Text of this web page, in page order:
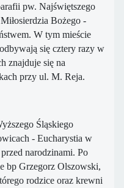
pw. Najświętszego
Bożego -
. W tym mieście
się cztery razy w
znajduje się na
przy ul. M. Reja.
Śląskiego
- Eucharystia w
narodzinami. Po
bp Grzegorz Olszowski,
rodzice oraz krewni